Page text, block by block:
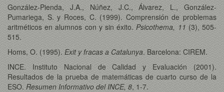
González-Pienda, J.A., Núñez, J.C., Álvarez, L., González-
Pumariega, S. y Roces, C. (1999). Comprensión de problemas
aritméticos en alumnos con y sin éxito. Psicothema, 11 (3), 505-
515.
Homs, O. (1995). Exit y fracas a Catalunya. Barcelona: CIREM.
INCE. Instituto Nacional de Calidad y Evaluación (2001).
Resultados de la prueba de matemáticas de cuarto curso de la
ESO. Resumen Informativo del INCE, 8, 1-7.